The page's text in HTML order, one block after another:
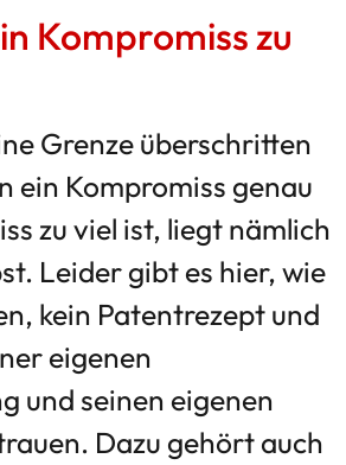
Kompromiss zu
Grenze überschritten
ein Kompromiss genau
zu viel ist, liegt nämlich
Leider gibt es hier, wie
kein Patentrezept und
eigenen
und seinen eigenen
Dazu gehört auch